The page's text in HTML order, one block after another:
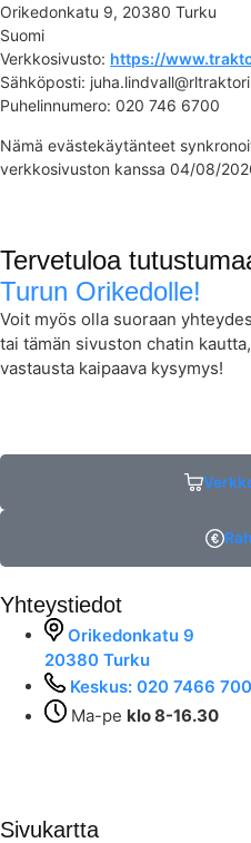
Orikedonkatu 9, 20380 Turku
Suomi
Verkkosivusto: https://
Sähköposti: juha.lindvall@
Puhelinnumero: 020 746 6700
Nämä evästekäytänteet
verkkosivuston kanssa 04/08/
Tervetuloa
Turun Orikedolle!
Voit myös olla suoraan
tai tämän sivuston chatin
vastausta kaipaava kysymys!
Yhteystiedot
Orikedonkatu 9
20380 Turku
Keskus: 020 7466 700
Ma-pe klo 8-16.30
Sivukartta